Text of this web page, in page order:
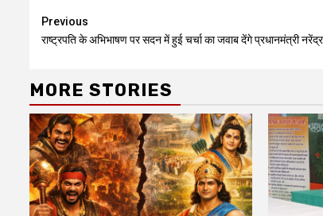
Continue
Reading
Previous
राष्ट्रपति के अभिभाषण पर सदन में हुई चर्चा का जवाब देंगे प्रधानमंत्री नरेंद्र
MORE STORIES